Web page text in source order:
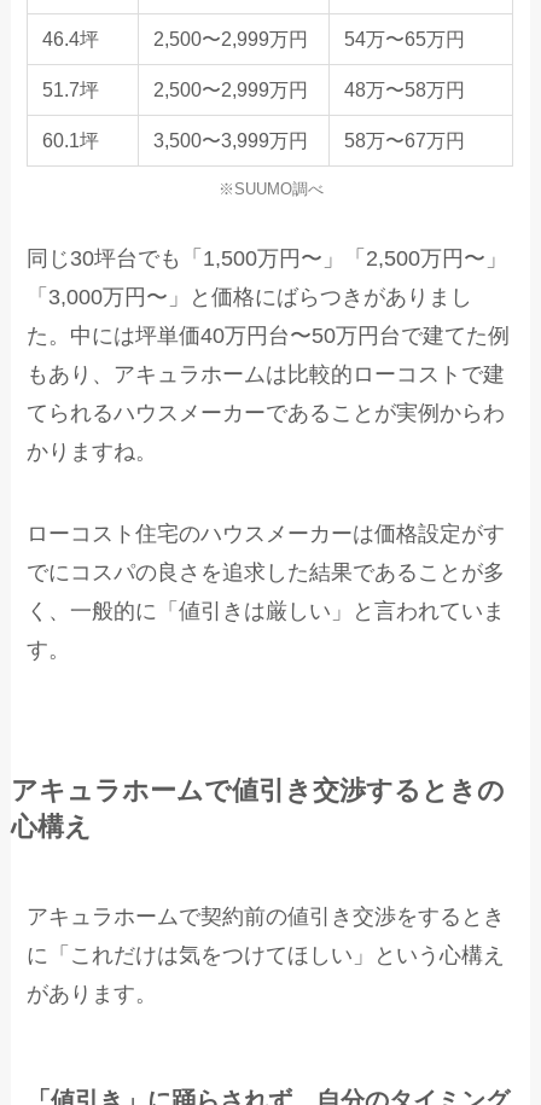
46.4坪 2,500〜2,999万円 54万〜65万円
51.7坪 2,500〜2,999万円 48万〜58万円
60.1坪 3,500〜3,999万円 58万〜67万円
※SUUMO調べ
同じ30坪台でも「1,500万円〜」「2,500万円〜」
「3,000万円〜」と価格にばらつきがありまし
た。中には坪単価40万円台〜50万円台で建てた例
もあり、アキュラホームは比較的ローコストで建
てられるハウスメーカーであることが実例からわ
かりますね。
ローコスト住宅のハウスメーカーは価格設定がす
でにコスパの良さを追求した結果であることが多
く、一般的に「値引きは厳しい」と言われていま
す。
アキュラホームで値引き交渉するときの
心構え
アキュラホームで契約前の値引き交渉をするとき
に「これだけは気をつけてほしい」という心構え
があります。